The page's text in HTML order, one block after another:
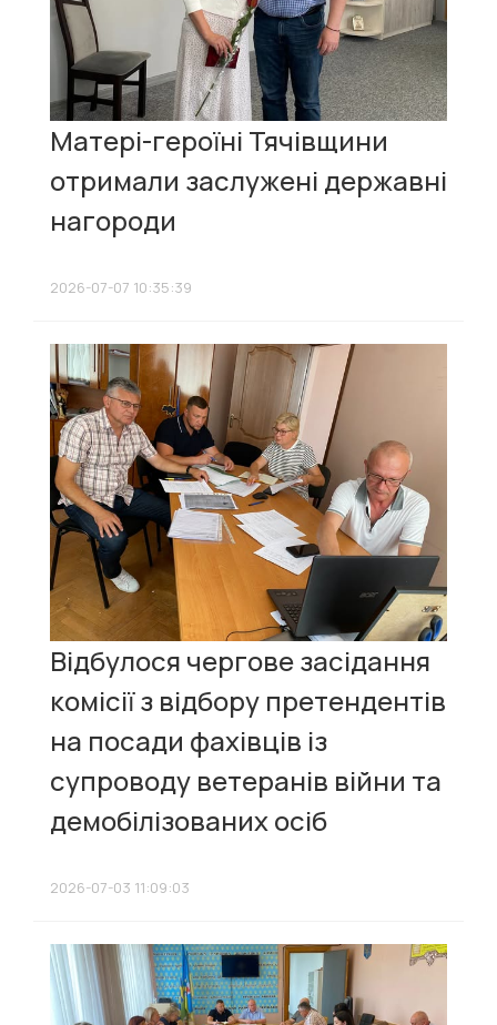
Матері-героїні Тячівщини
отримали заслужені державні
нагороди
2026-07-07 10:35:39
Відбулося чергове засідання
комісії з відбору претендентів
на посади фахівців із
супроводу ветеранів війни та
демобілізованих осіб
2026-07-03 11:09:03